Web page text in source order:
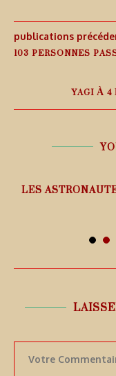
publications
103 PERSONNES
YAGI À
LES